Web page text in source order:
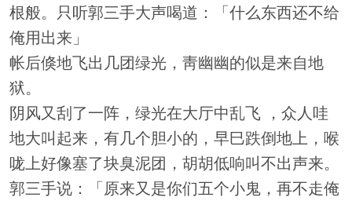
根般。只听郭三手大声喝道：「什么东西还不给
俺用出来」
帐后倏地飞出几团绿光，靑幽幽的似是来自地
狱。
阴风又刮了一阵，绿光在大厅中乱飞 ，众人哇
地大叫起来，有几个胆小的，早巳跌倒地上，喉
咙上好像塞了块臭泥团，胡胡低响叫不出声来。
郭三手说：「原来又是你们五个小鬼，再不走俺